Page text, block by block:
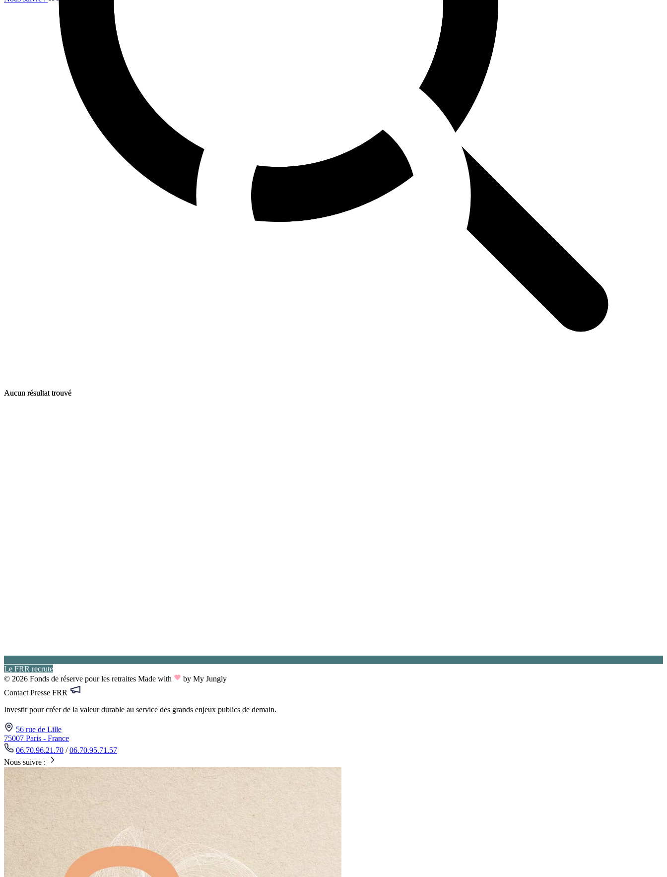
Aucun résultat trouvé
Aucun résultat trouvé
Le FRR recrute
© 2026 Fonds de réserve pour les retraites Made with
by My Jungly
Contact Presse FRR
Investir pour créer de la valeur durable au service des grands enjeux publics de demain.
56 rue de Lille
75007 Paris - France
06.70.96.21.70 /06.70.95.71.57
Nous suivre :